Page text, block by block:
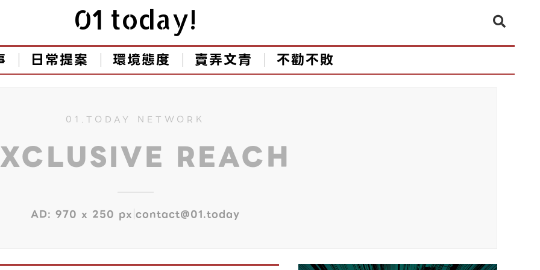
01 today!
日常提案 環境態度 賣弄文青 不勸不敗
01.TODAY NETWORK
REACH
AD: 970 x 250 px|contact@01.today